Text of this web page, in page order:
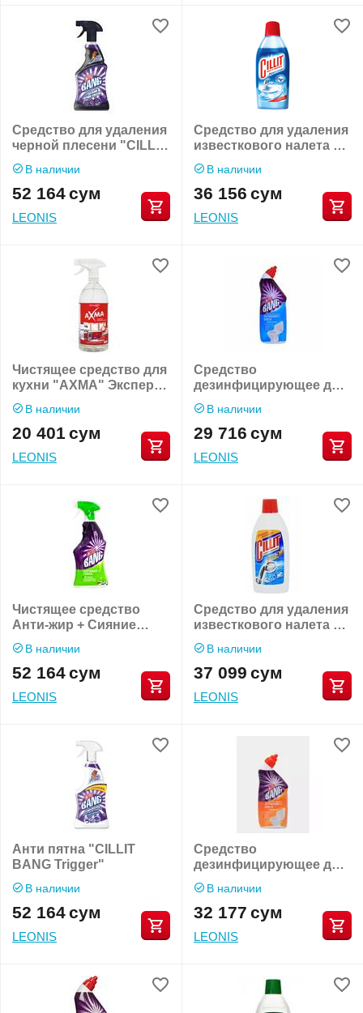
Средство для удаления
черной плесени "CILLIT
BANG Trigger"
В наличии
52 164сум
LEONIS
Средство для удаления
известкового налета и
ржавчины "CILLIT
BANG"
В наличии
36 156 сум
LEONIS
Чистящее средство для
кухни "AXMA" Эксперт
В наличии
20 401 сум
LEONIS
Средство
дезинфицирующее для
туалета "Cillit Bang"
В наличии
29 716 сум
LEONIS
Чистящее средство
Анти-жир + Cияние
"CILLIT BANG Trigger"
В наличии
52 164сум
LEONIS
Средство для удаления
известкового налета и
ржавчины "CILLIT
Trigger"
В наличии
37 099 сум
LEONIS
Анти пятна "CILLIT
BANG Trigger"
В наличии
52 164сум
LEONIS
Средство
дезинфицирующее для
туалета Анти-
налет+Блеск "CILLIT
BANG"
В наличии
32 177 сум
LEONIS